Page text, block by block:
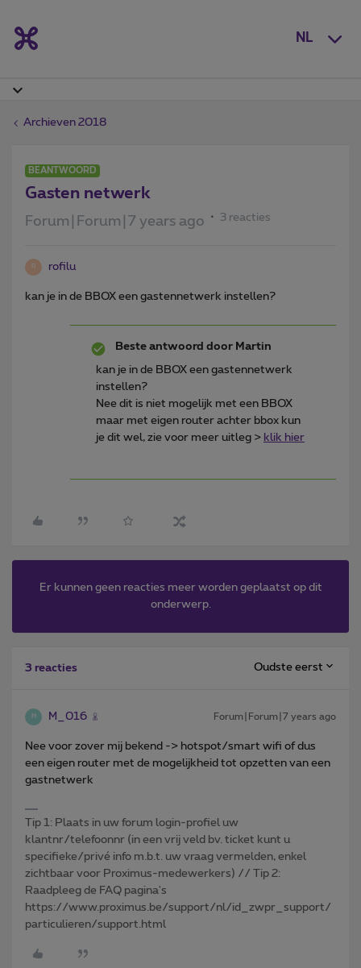
NL
Archieven 2018
BEANTWOORD
Gasten netwerk
Forum|Forum|7 years ago 3 reacties
R rofilu
kan je in de BBOX een gastennetwerk instellen?
Beste antwoord door Martin
kan je in de BBOX een gastennetwerk
instellen?
Nee dit is niet mogelijk met een BBOX
maar met eigen router achter bbox kun
je dit wel, zie voor meer uitleg > klik hier
Er kunnen geen reacties meer worden geplaatst op dit
onderwerp.
3 reacties Oudste eerst
M M_016 Forum|Forum|7 years ago
Nee voor zover mij bekend -> hotspot/smart wifi of dus
een eigen router met de mogelijkheid tot opzetten van een
gastnetwerk
Tip 1: Plaats in uw forum login-profiel uw
klantnr/telefoonnr (in een vrij veld bv. ticket kunt u
specifieke/privé info m.b.t. uw vraag vermelden, enkel
zichtbaar voor Proximus-medewerkers) // Tip 2:
Raadpleeg de FAQ pagina's
https://www.proximus.be/support/nl/id_zwpr_support/
particulieren/support.html